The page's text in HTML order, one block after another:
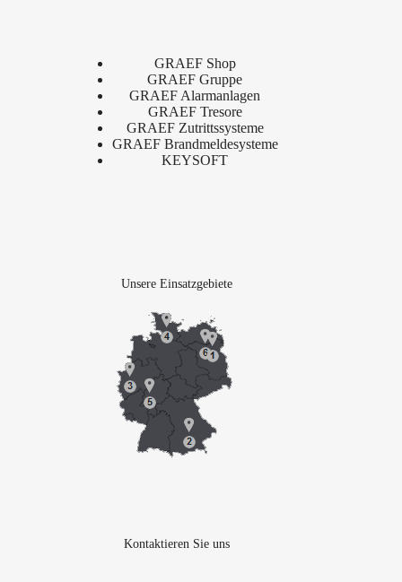
GRAEF Shop
GRAEF Gruppe
GRAEF Alarmanlagen
GRAEF Tresore
GRAEF Zutrittssysteme
GRAEF Brandmeldesysteme
KEYSOFT
Unsere Einsatzgebiete
Kontaktieren Sie uns